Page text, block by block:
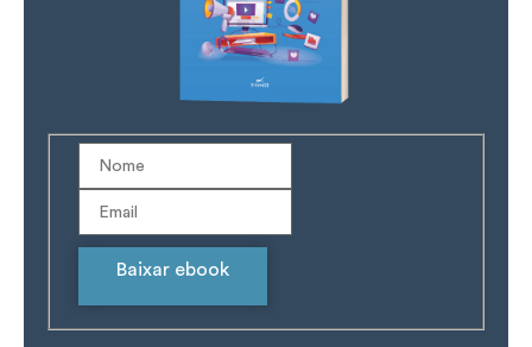
Baixar ebook